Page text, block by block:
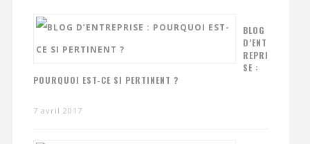
BLOG
D’ENT
REPRI
SE :
POURQUOI EST-CE SI PERTINENT ?
7 avril 2017